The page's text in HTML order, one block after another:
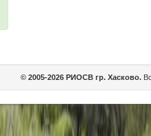
© 2005-2026 РИОСВ гр. Хасково.